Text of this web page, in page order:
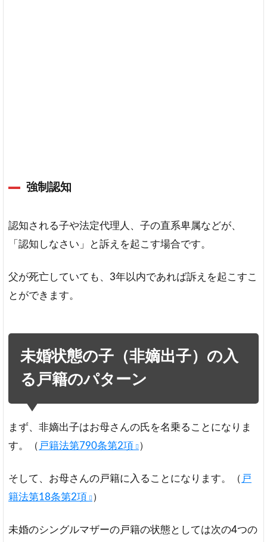
生
届
の
強制認知
認知される子や法定代理人、子の直系卑属などが、
「認知しなさい」と訴えを起こす場合です。
父が死亡していても、3年以内であれば訴えを起こすこ
とができます。
未婚状態の子（非嫡出子）の入
る戸籍のパターン
まず、非嫡出子はお母さんの氏を名乗ることになりま
す。（ 戸籍法第790条第2項 ）
そして、お母さんの戸籍に入ることになります。（ 戸
籍法第18条第2項
）
未婚のシングルマザーの戸籍の状態としては次の4つの